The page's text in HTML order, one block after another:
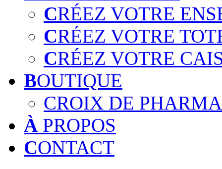
CRÉEZ VOTRE
CRÉEZ VOTRE
CRÉEZ VOTRE
BOUTIQUE
CROIX DE
À PROPOS
CONTACT